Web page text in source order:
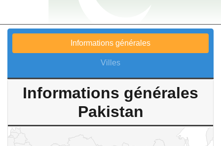
Informations générales
Villes
Informations générales
Pakistan